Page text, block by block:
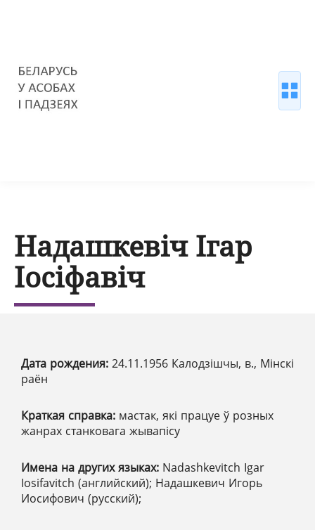
Надашкевіч Ігар
Іосіфавіч
Дата рождения: 24.11.1956 Калодзішчы, в., Мінскі
раён
Краткая справка: мастак, які працуе ў розных
жанрах станковага жывапісу
Имена на других языках: Nadashkevitch Igar
Iosifavitch (английский); Надашкевич Игорь
Иосифович (русский);